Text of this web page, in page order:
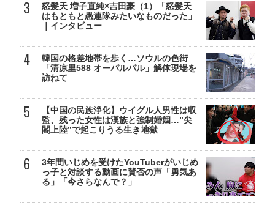
怒髪天 増子直純×吉田豪（1）「怒髪天
はもともと愚連隊みたいなものだった」
｜インタビュー
韓国の格差地帯を歩く…ソウルの色街
「清凉里588 オーパルパル」解体現場を
訪ねて
【中国の民族浄化】ウイグル人男性は収
監、残った女性は漢族と強制婚姻…”尖
閣上陸”で起こりうる生き地獄
3年間いじめを受けたYouTuberがいじめ
っ子と対談する動画に賛否の声「勇気あ
る」「今さらなんで？」